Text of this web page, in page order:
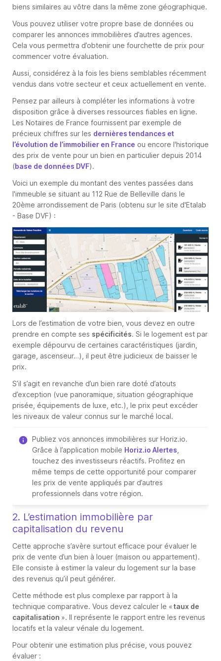
biens similaires au vôtre dans la même zone géographique.
Vous pouvez utiliser votre propre base de données ou
comparer les annonces immobilières d’autres agences.
Cela vous permettra d’obtenir une fourchette de prix pour
commencer votre évaluation.
Aussi, considérez à la fois les biens semblables récemment
vendus dans votre secteur et ceux actuellement en vente.
Pensez par ailleurs à compléter les informations à votre
disposition grâce à diverses ressources fiables en ligne.
Les Notaires de France fournissent par exemple de
précieux chiffres sur les dernières tendances et
l’évolution de l’immobilier en France ou encore l'historique
des prix de vente pour un bien en particulier depuis 2014
(base de données DVF).
Voici un exemple du montant des ventes passées dans
l'immeuble se situant au 112 Rue de Belleville dans le
20ème arrondissement de Paris (obtenu sur le site d'Etalab
- Base DVF) :
Lors de l’estimation de votre bien, vous devez en outre
prendre en compte ses spécificités. Si le logement est par
exemple dépourvu de certaines caractéristiques (jardin,
garage, ascenseur…), il peut être judicieux de baisser le
prix.
S’il s’agit en revanche d’un bien rare doté d’atouts
d’exception (vue panoramique, situation géographique
prisée, équipements de luxe, etc.), le prix peut excéder
les niveaux de valeur connus sur le marché local.
Publiez vos annonces immobilières sur Horiz.io.
Grâce à l’application mobile Horiz.io Alertes,
touchez des investisseurs réactifs. Profitez en
même temps de cette opportunité pour comparer
les prix de vente appliqués par d’autres
professionnels dans votre région.
2. L’estimation immobilière par
capitalisation du revenu
Cette approche s’avère surtout efficace pour évaluer le
prix de vente d’un bien à louer (maison ou appartement).
Elle consiste à estimer la valeur du logement sur la base
des revenus qu’il peut générer.
Cette méthode est plus complexe par rapport à la
technique comparative. Vous devez calculer le «taux de
capitalisation ». Il représente le rapport entre les revenus
locatifs et la valeur vénale du logement.
Pour obtenir une estimation plus précise, vous pouvez
évaluer :